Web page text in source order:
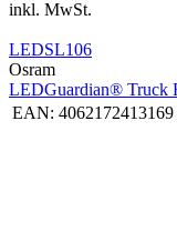
inkl. MwSt.
LEDSL106
Osram
LEDGuardian® Truck
EAN: 4062172413169